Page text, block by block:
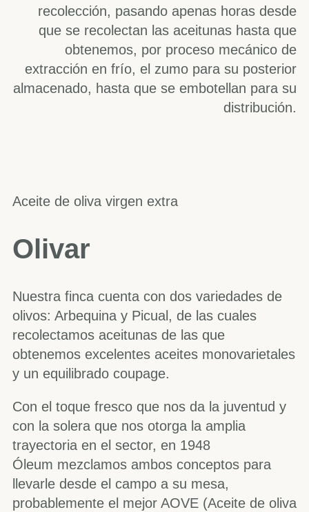
recolección, pasando apenas horas desde
que se recolectan las aceitunas hasta que
obtenemos, por proceso mecánico de
extracción en frío, el zumo para su posterior
almacenado, hasta que se embotellan para su
distribución.
Aceite de oliva virgen extra
Olivar
Nuestra finca cuenta con dos variedades de
olivos: Arbequina y Picual, de las cuales
recolectamos aceitunas de las que
obtenemos excelentes aceites monovarietales
y un equilibrado coupage.
Con el toque fresco que nos da la juventud y
con la solera que nos otorga la amplia
trayectoria en el sector, en 1948
Óleum mezclamos ambos conceptos para
llevarle desde el campo a su mesa,
probablemente el mejor AOVE (Aceite de oliva